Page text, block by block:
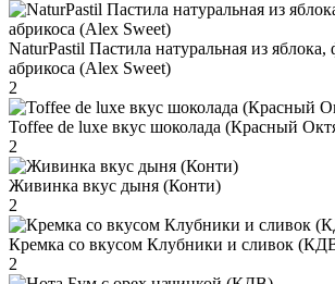
NaturPastil Пастила натуральная из
абрикоса (Alex Sweet)
2
Toffee de luxe вкус шоколада (Красный
2
Живинка вкус дыня (Конти)
2
Кремка со вкусом Клубники и сливок
2